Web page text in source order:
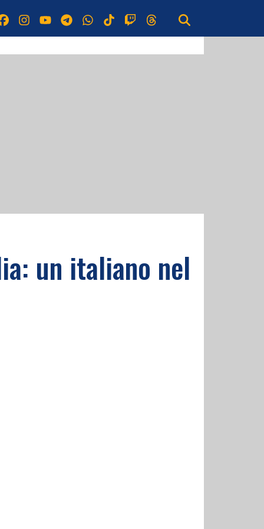
un italiano nel